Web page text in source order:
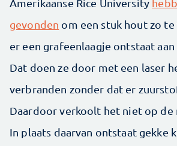
Amerikaanse Rice University
gevonden om een stuk hout zo
er een grafeenlaagje ontstaat
Dat doen ze door met een laser
verbranden zonder dat er
Daardoor verkoolt het niet op de
In plaats daarvan ontstaat gekke